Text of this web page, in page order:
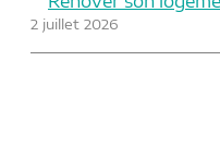
2 juillet 2026